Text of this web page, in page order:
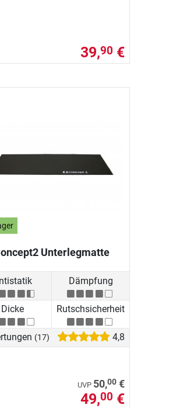
39,90 €
Unterlegmatte
Dämpfung
Dicke Rutschsicherheit
(17) 4,8
UVP 50,00 €
49,00 €